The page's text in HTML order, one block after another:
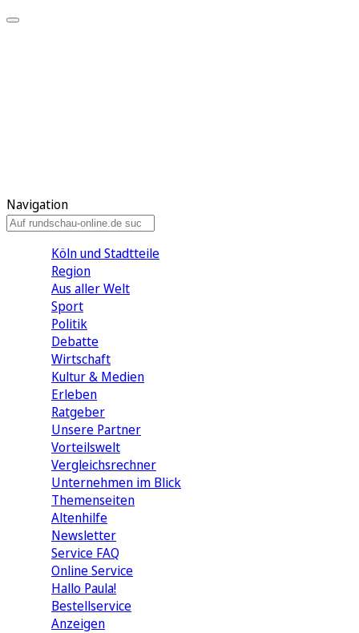
Navigation
Köln und Stadtteile
Region
Aus aller Welt
Sport
Politik
Debatte
Wirtschaft
Kultur & Medien
Erleben
Ratgeber
Unsere Partner
Vorteilswelt
Vergleichsrechner
Unternehmen im Blick
Themenseiten
Altenhilfe
Newsletter
Service FAQ
Online Service
Hallo Paula!
Bestellservice
Anzeigen